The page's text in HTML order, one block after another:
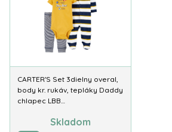
CARTER'S Set 3dielny overal,
body kr. rukáv, tepláky Daddy
chlapec LBB…
Skladom